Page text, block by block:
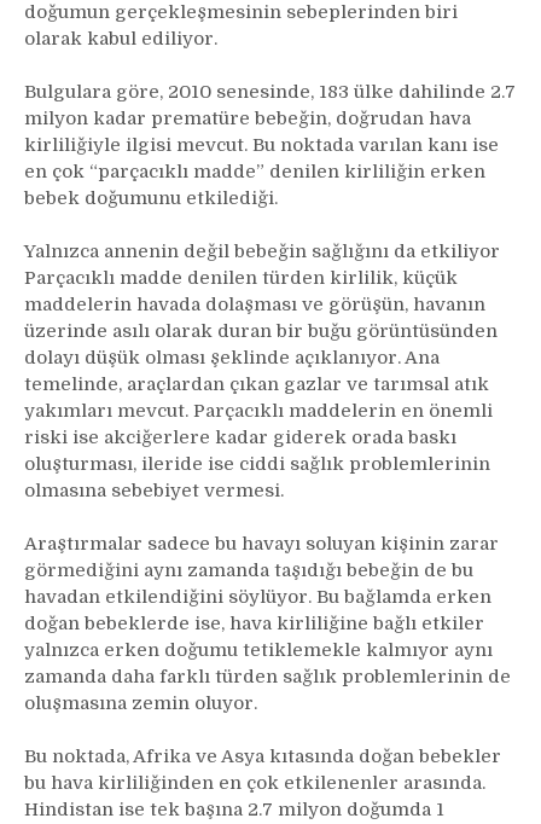
doğumun gerçekleşmesinin sebeplerinden biri
olarak kabul ediliyor.
Bulgulara göre, 2010 senesinde, 183 ülke dahilinde 2.7
milyon kadar prematüre bebeğin, doğrudan hava
kirliliğiyle ilgisi mevcut. Bu noktada varılan kanı ise
en çok “parçacıklı madde” denilen kirliliğin erken
bebek doğumunu etkilediği.
Yalnızca annenin değil bebeğin sağlığını da etkiliyor
Parçacıklı madde denilen türden kirlilik, küçük
maddelerin havada dolaşması ve görüşün, havanın
üzerinde asılı olarak duran bir buğu görüntüsünden
dolayı düşük olması şeklinde açıklanıyor. Ana
temelinde, araçlardan çıkan gazlar ve tarımsal atık
yakımları mevcut. Parçacıklı maddelerin en önemli
riski ise akciğerlere kadar giderek orada baskı
oluşturması, ileride ise ciddi sağlık problemlerinin
olmasına sebebiyet vermesi.
Araştırmalar sadece bu havayı soluyan kişinin zarar
görmediğini aynı zamanda taşıdığı bebeğin de bu
havadan etkilendiğini söylüyor. Bu bağlamda erken
doğan bebeklerde ise, hava kirliliğine bağlı etkiler
yalnızca erken doğumu tetiklemekle kalmıyor aynı
zamanda daha farklı türden sağlık problemlerinin de
oluşmasına zemin oluyor.
Bu noktada, Afrika ve Asya kıtasında doğan bebekler
bu hava kirliliğinden en çok etkilenenler arasında.
Hindistan ise tek başına 2.7 milyon doğumda 1